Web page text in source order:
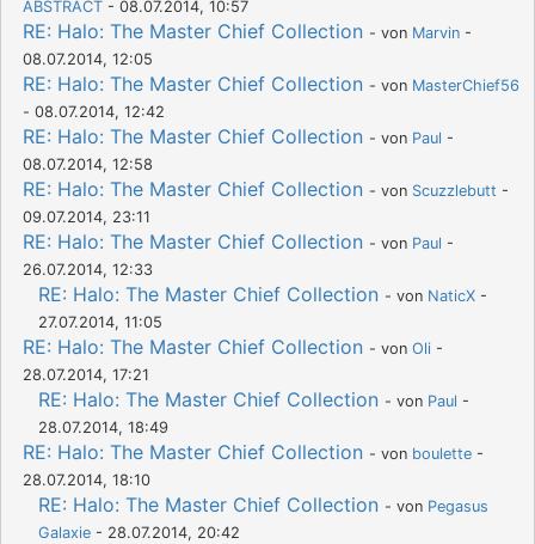
ABSTRACT - 08.07.2014, 10:57
RE: Halo: The Master Chief Collection - von Marvin -
08.07.2014, 12:05
RE: Halo: The Master Chief Collection - von MasterChief56
- 08.07.2014, 12:42
RE: Halo: The Master Chief Collection - von Paul -
08.07.2014, 12:58
RE: Halo: The Master Chief Collection - von Scuzzlebutt -
09.07.2014, 23:11
RE: Halo: The Master Chief Collection - von Paul -
26.07.2014, 12:33
RE: Halo: The Master Chief Collection - von NaticX -
27.07.2014, 11:05
RE: Halo: The Master Chief Collection - von Oli -
28.07.2014, 17:21
RE: Halo: The Master Chief Collection - von Paul -
28.07.2014, 18:49
RE: Halo: The Master Chief Collection - von boulette -
28.07.2014, 18:10
RE: Halo: The Master Chief Collection - von Pegasus
Galaxie - 28.07.2014, 20:42